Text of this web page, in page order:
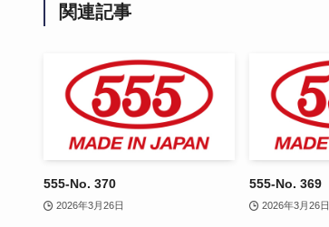
関連記事
555-No. 370
2026年3月26日
555-No. 369
2026年3月26日